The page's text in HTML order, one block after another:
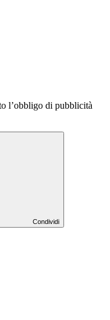
l’obbligo di pubblicità
Condividi